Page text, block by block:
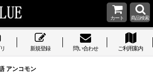
カート 商品検索
新規登録 問い合わせ ご利用案内
アンコモン